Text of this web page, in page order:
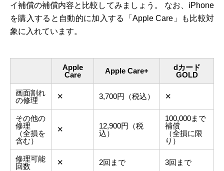
イ補償の補償内容と比較してみましょう。 なお、iPhone
を購入すると自動的に加入する「Apple Care」も比較対
象に入れています。
Apple
Care
Apple Care+
dカード
GOLD
画面割れ
の修理
✕ 3,700円（税込） ✕
その他の
修理
（全損を
含む）
✕
12,900円（税
込）
100,000まで
補償
（全損に限
り）
修理可能
回数
✕ 2回まで 3回まで